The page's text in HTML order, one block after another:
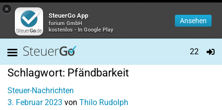
×
SteuerGo App
forium GmbH
kostenlos - In Google Play
Ansehen
22
Schlagwort: Pfändbarkeit
Steuer-Nachrichten
3. Februar 2023 von Thilo Rudolph